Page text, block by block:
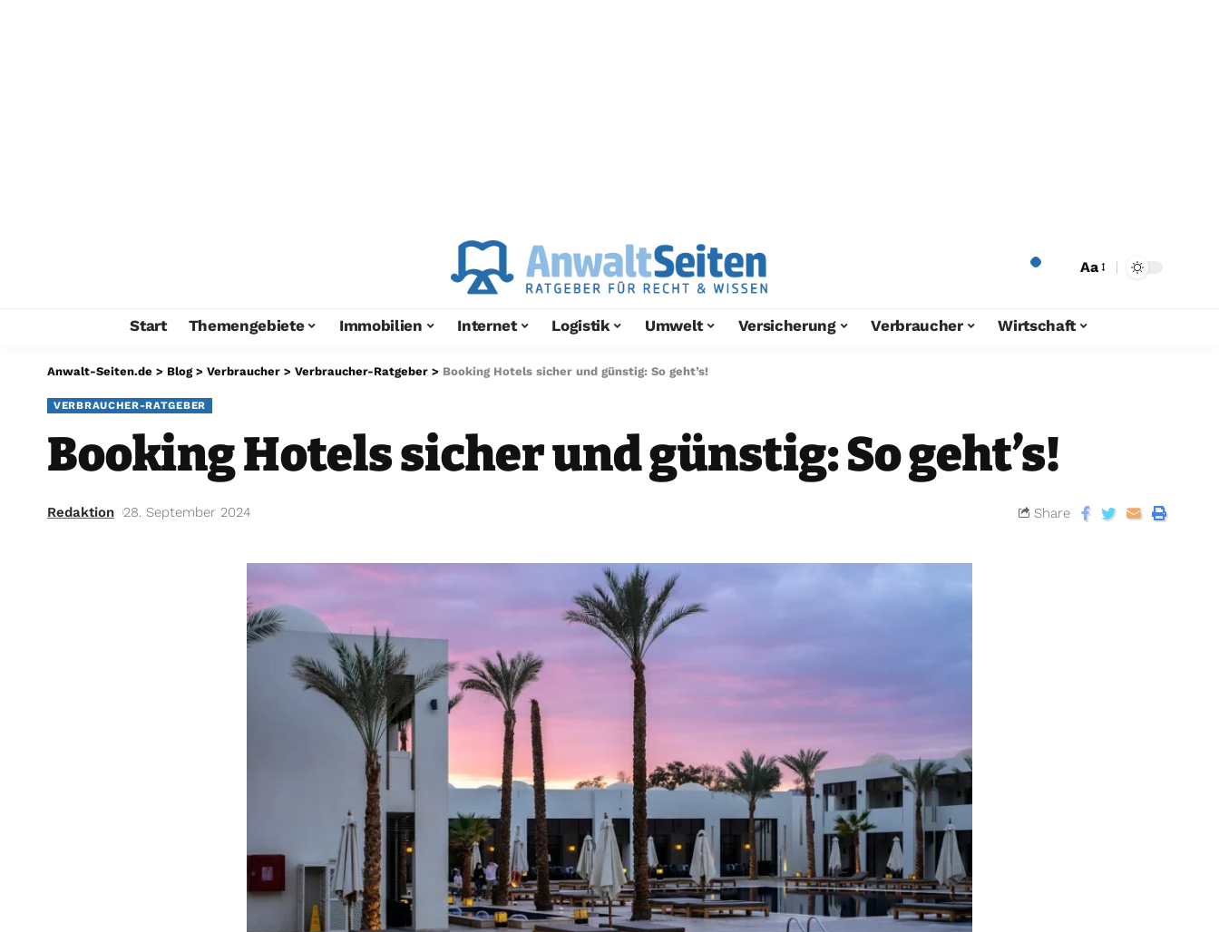
Aa
Start Themengebiete Immobilien Internet Logistik Umwelt Versicherung Verbraucher Wirtschaft
Anwalt-Seiten.de > Blog> Verbraucher > Verbraucher-Ratgeber > Booking Hotels sicher und günstig: So geht’s!
VERBRAUCHER-RATGEBER
Booking Hotels sicher und günstig: So geht’s!
Redaktion 28. September 2024 Share